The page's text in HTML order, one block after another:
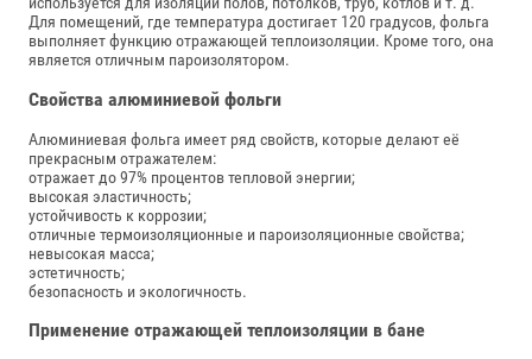
Для помещений, где температура достигает 120 градусов, фольга
выполняет функцию отражающей теплоизоляции. Кроме того, она
является отличным пароизолятором.
Свойства алюминиевой фольги
Алюминиевая фольга имеет ряд свойств, которые делают её
прекрасным отражателем:
отражает до 97% процентов тепловой энергии;
высокая эластичность;
устойчивость к коррозии;
отличные термоизоляционные и пароизоляционные свойства;
невысокая масса;
эстетичность;
безопасность и экологичность.
Применение отражающей теплоизоляции в бане